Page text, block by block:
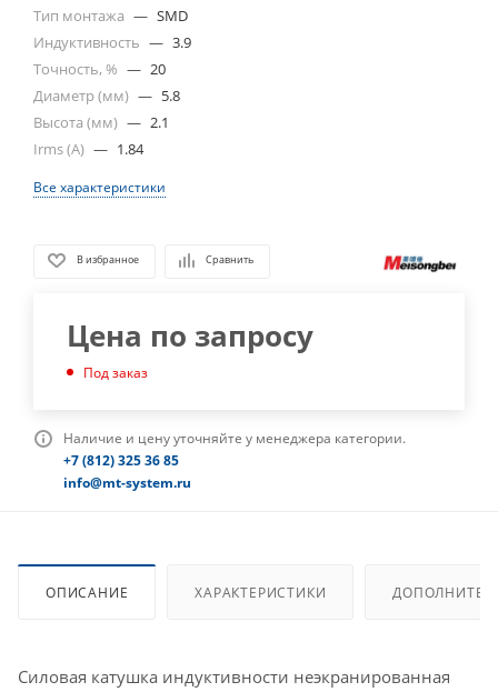
Тип монтажа — SMD
Индуктивность — 3.9
Точность, % — 20
Диаметр (мм) — 5.8
Высота (мм) — 2.1
Irms (A) — 1.84
Все характеристики
В избранное Сравнить
Цена по запросу
Под заказ
Наличие и цену уточняйте у менеджера категории.
+7 (812) 325 36 85
info@mt-system.ru
ОПИСАНИЕ ХАРАКТЕРИСТИКИ
Силовая катушка индуктивности неэкранированная